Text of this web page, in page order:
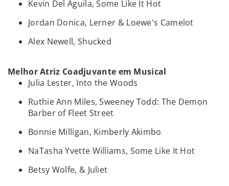
Kevin Del Aguila, Some Like It Hot
Jordan Donica, Lerner & Loewe's Camelot
Alex Newell, Shucked
Melhor Atriz Coadjuvante em Musical
Julia Lester, Into the Woods
Ruthie Ann Miles, Sweeney Todd: The Demon
Barber of Fleet Street
Bonnie Milligan, Kimberly Akimbo
NaTasha Yvette Williams, Some Like It Hot
Betsy Wolfe, & Juliet